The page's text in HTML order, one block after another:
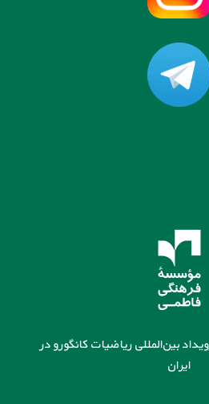
بین‌المللی ریاضیات کانگورو در
ایران